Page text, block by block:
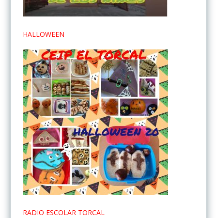
HALLOWEEN
RADIO ESCOLAR TORCAL